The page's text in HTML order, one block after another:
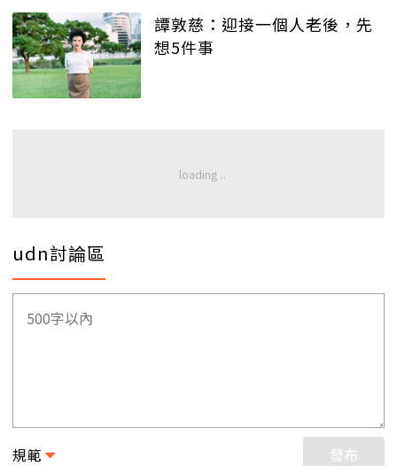
譚敦慈：迎接一個人老後，先
想5件事
udn討論區
規範 發布